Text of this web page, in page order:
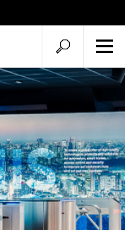
Suche
öffnen
Mobile
öffnen